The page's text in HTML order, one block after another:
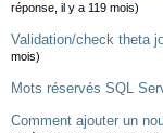
réponse, il y a 119 mois)
Validation/check theta
mois)
Mots réservés SQL
Comment ajouter un